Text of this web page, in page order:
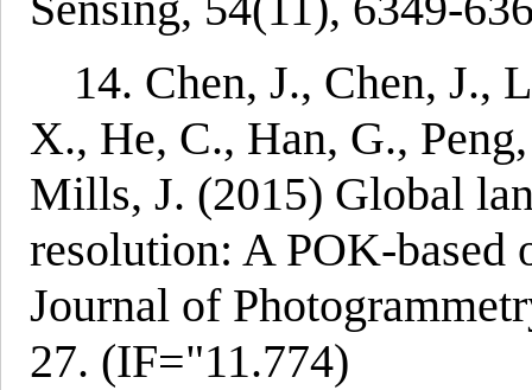
14. Chen, J., Chen, J.,
X., He, C., Han, G.,
Mills, J. (2015) Global
resolution: A POK-based
Journal of
27. (IF="11.774)